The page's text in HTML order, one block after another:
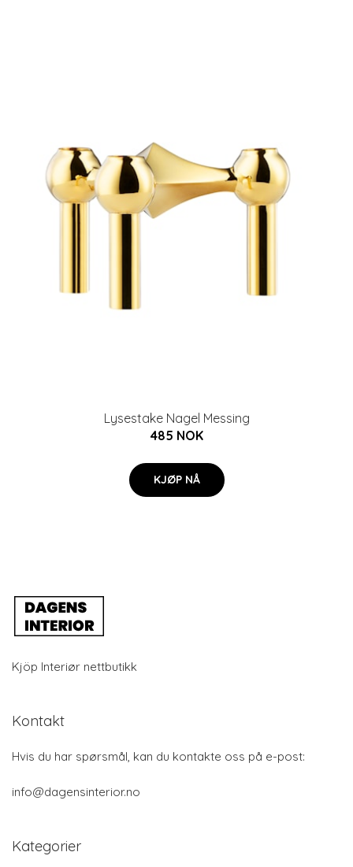
Lysestake Nagel Messing
485 NOK
KJØP NÅ
Kjöp Interiør nettbutikk
Kontakt
Hvis du har spørsmål, kan du kontakte oss på e-post:
info@dagensinterior.no
Kategorier